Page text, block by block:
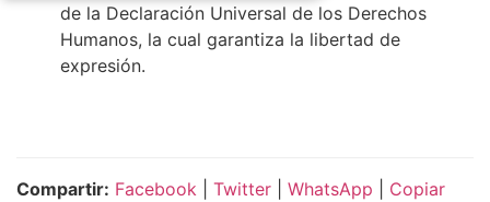
de la Declaración Universal de los Derechos
Humanos, la cual garantiza la libertad de
expresión.
Compartir: Facebook Twitter WhatsApp
Copiar